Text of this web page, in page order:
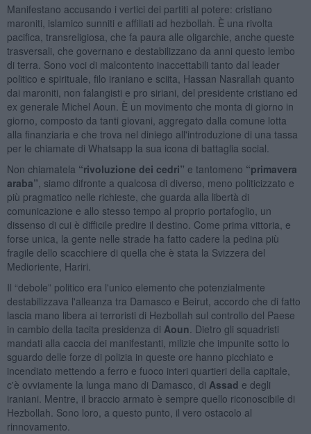
Manifestano accusando i vertici dei partiti al potere: cristiano
maroniti, islamico sunniti e affiliati ad hezbollah. È una rivolta
pacifica, transreligiosa, che fa paura alle oligarchie, anche queste
trasversali, che governano e destabilizzano da anni questo lembo
di terra. Sono voci di malcontento inaccettabili tanto dal leader
politico e spirituale, filo iraniano e sciita, Hassan Nasrallah quanto
dai maroniti, non falangisti e pro siriani, del presidente cristiano ed
ex generale Michel Aoun. È un movimento che monta di giorno in
giorno, composto da tanti giovani, aggregato dalla comune lotta
alla finanziaria e che trova nel diniego all'introduzione di una tassa
per le chiamate di Whatsapp la sua icona di battaglia social.
Non chiamatela “rivoluzione dei cedri” e tantomeno “primavera
araba” , siamo difronte a qualcosa di diverso, meno politicizzato e
più pragmatico nelle richieste, che guarda alla libertà di
comunicazione e allo stesso tempo al proprio portafoglio, un
dissenso di cui è difficile predire il destino. Come prima vittoria, e
forse unica, la gente nelle strade ha fatto cadere la pedina più
fragile dello scacchiere di quella che è stata la Svizzera del
Medioriente, Hariri.
Il “debole” politico era l'unico elemento che potenzialmente
destabilizzava l'alleanza tra Damasco e Beirut, accordo che di fatto
lascia mano libera ai terroristi di Hezbollah sul controllo del Paese
in cambio della tacita presidenza di Aoun . Dietro gli squadristi
mandati alla caccia dei manifestanti, milizie che impunite sotto lo
sguardo delle forze di polizia in queste ore hanno picchiato e
incendiato mettendo a ferro e fuoco interi quartieri della capitale,
c'è ovviamente la lunga mano di Damasco, di Assad e degli
iraniani. Mentre, il braccio armato è sempre quello riconoscibile di
Hezbollah. Sono loro, a questo punto, il vero ostacolo al
rinnovamento.